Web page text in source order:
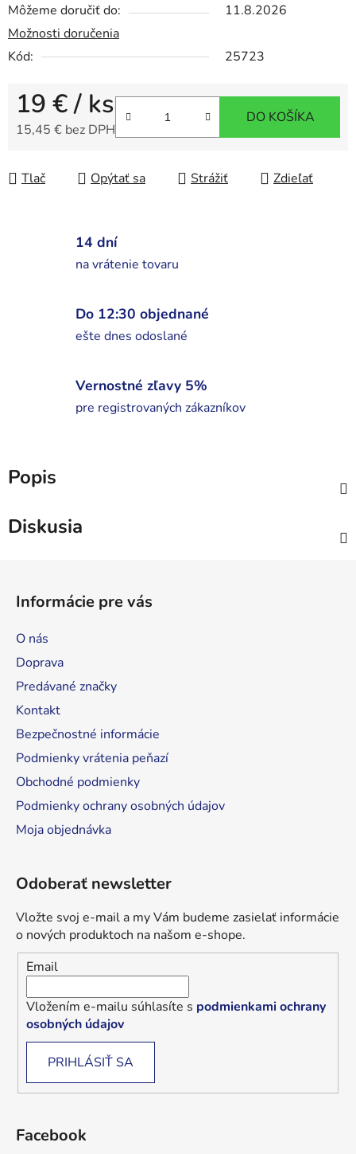
Môžeme doručiť do:
11.8.2026
Možnosti doručenia
Kód:
25723
19 €/ ks
15,45 € bez DPH
DO KOŠÍKA
Tlač Opýtať sa Strážiť Zdieľať
14 dní
na vrátenie tovaru
Do 12:30 objednané
ešte dnes odoslané
Vernostné zľavy 5%
pre registrovaných zákazníkov
Popis
Diskusia
Informácie pre vás
O nás
Doprava
Predávané značky
Kontakt
Bezpečnostné informácie
Podmienky vrátenia peňazí
Obchodné podmienky
Podmienky ochrany osobných údajov
Moja objednávka
Odoberať newsletter
Vložte svoj e-mail a my Vám budeme zasielať informácie
o nových produktoch na našom e-shope.
Email
Vložením e-mailu súhlasíte s podmienkami ochrany
osobných údajov
PRIHLÁSIŤ SA
Facebook